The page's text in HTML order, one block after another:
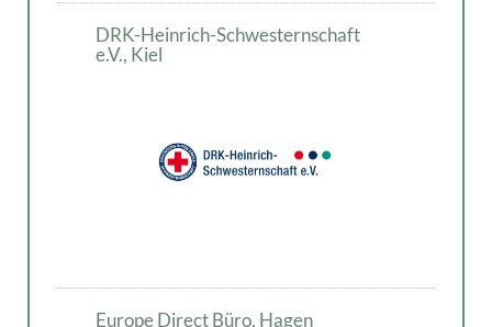
DRK-Heinrich-Schwesternschaft
e.V., Kiel
Europe Direct Büro, Hagen